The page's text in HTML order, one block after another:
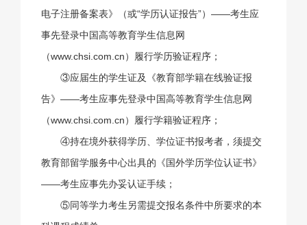
电子注册备案表》（或“学历认证报告”）——考生应
事先登录中国高等教育学生信息网
（www.chsi.com.cn）履行学历验证程序；
③应届生的学生证及《教育部学籍在线验证报
告》——考生应事先登录中国高等教育学生信息网
（www.chsi.com.cn）履行学籍验证程序；
④持在境外获得学历、学位证书报考者，须提交
教育部留学服务中心出具的《国外学历学位认证书》
——考生应事先办妥认证手续；
⑤同等学力考生另需提交报名条件中所要求的本